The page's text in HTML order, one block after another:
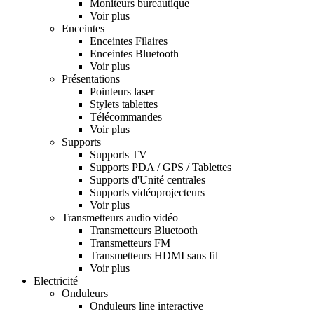
Moniteurs bureautique
Voir plus
Enceintes
Enceintes Filaires
Enceintes Bluetooth
Voir plus
Présentations
Pointeurs laser
Stylets tablettes
Télécommandes
Voir plus
Supports
Supports TV
Supports PDA / GPS / Tablettes
Supports d'Unité centrales
Supports vidéoprojecteurs
Voir plus
Transmetteurs audio vidéo
Transmetteurs Bluetooth
Transmetteurs FM
Transmetteurs HDMI sans fil
Voir plus
Electricité
Onduleurs
Onduleurs line interactive